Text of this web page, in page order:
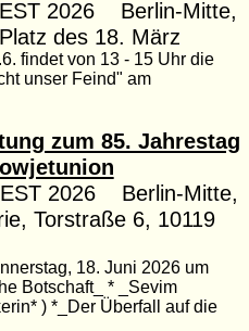
2026 Berlin-Mitte,
des 18. März
findet von 13 - 15 Uhr die
unser Feind" am
zum 85. Jahrestag
2026 Berlin-Mitte,
Torstraße 6, 10119
18. Juni 2026 um
Botschaft_ * _Sevim
) *_Der Überfall auf die